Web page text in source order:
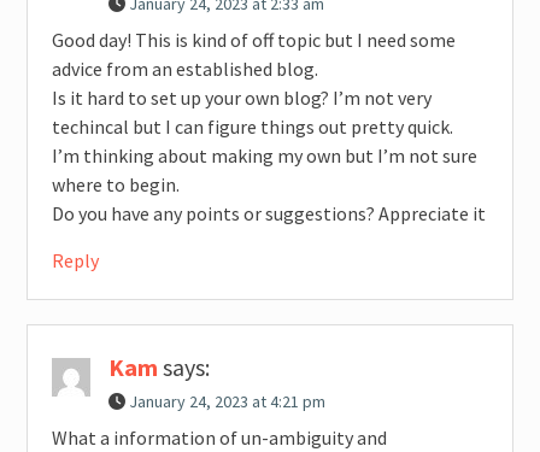
Good day! This is kind of off topic but I need some
advice from an established blog.
Is it hard to set up your own blog? I’m not very
techincal but I can figure things out pretty quick.
I’m thinking about making my own but I’m not sure
where to begin.
Do you have any points or suggestions? Appreciate it
Reply
Kam says:
January 24, 2023 at 4:21 pm
What a information of un-ambiguity and